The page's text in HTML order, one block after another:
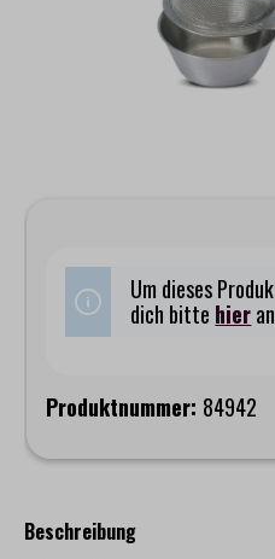
Um dieses
dich bitte hier
Produktnummer: 84942
Beschreibung